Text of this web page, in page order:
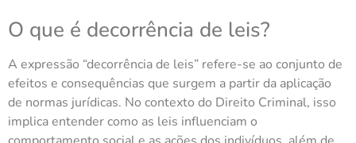
O que é decorrência de leis?
A expressão “decorrência de leis” refere-se ao conjunto de
efeitos e consequências que surgem a partir da aplicação
de normas jurídicas. No contexto do Direito Criminal, isso
implica entender como as leis influenciam o